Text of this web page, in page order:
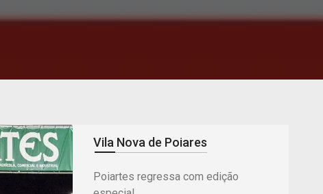
Vila Nova de Poiares
Poiartes regressa com edição